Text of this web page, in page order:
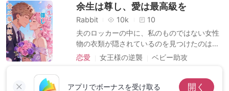
アプリでボーナスを受け取る 開く
ころか, 私の頬を思い切り叩いた. 「貧乏人の
分際で, 僕たちの顔に泥を塗る気か! さっさと
消えろ! 」 口元から血が流れ, 私は床に倒れ込
んだ. 周囲からは嘲笑の嵐. 彼らは知らない.
私が彼らの探している「高野社長夫人」本人
であり, 世界的デザイナー『M』であることを
余生は尊し、愛は最高級を
Rabbit 10k
10
夫のロッカーの中に、私のものではない女性
物の衣類が隠されているのを見つけたのは、
これで九回目になります。 そのたびに、彼は
その場を凌ぎ、私を優しく抱きしめては謝罪
恋愛 女王様の逆襲
ベビー助攻